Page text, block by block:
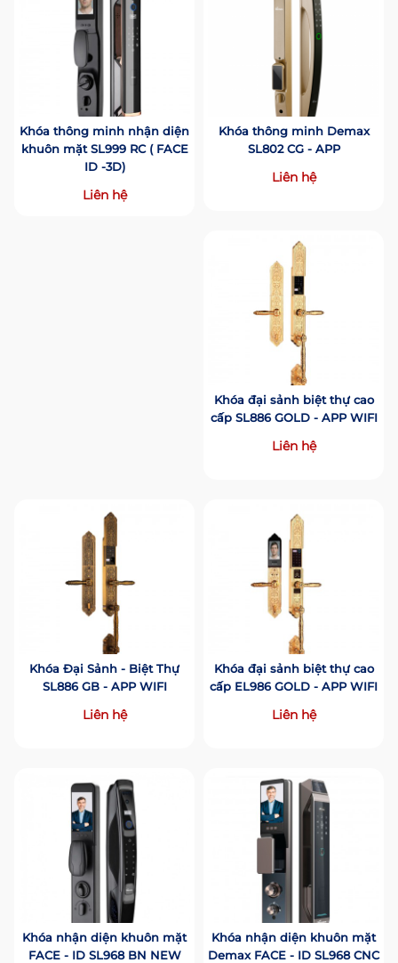
Khóa thông minh nhận diện
khuôn mặt SL999 RC ( FACE
ID -3D)
Liên hệ
Khóa thông minh Demax
SL802 CG - APP
Liên hệ
Khóa đại sảnh biệt thự cao
cấp SL886 GOLD - APP WIFI
Liên hệ
Khóa Đại Sảnh - Biệt Thự
SL886 GB - APP WIFI
Liên hệ
Khóa đại sảnh biệt thự cao
cấp EL986 GOLD - APP WIFI
Liên hệ
Khóa nhận diện khuôn mặt
FACE - ID SL968 BN NEW
Khóa nhận diện khuôn mặt
Demax FACE - ID SL968 CNC